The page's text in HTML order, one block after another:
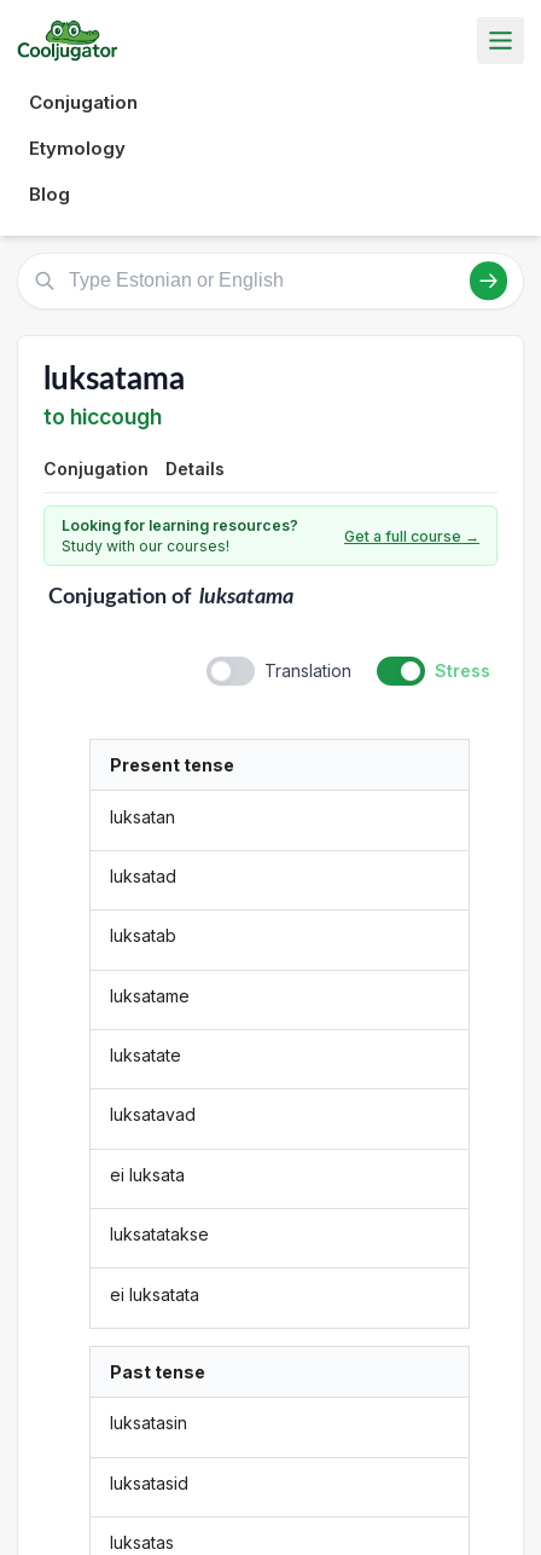
Conjugation
Etymology
Blog
luksatama
to hiccough
Conjugation Details
Looking for learning resources?
Study with our courses!
Get a full course →
Conjugationof luksatama
Translation Stress
Present tense
luksatan
luksatad
luksatab
luksatame
luksatate
luksatavad
ei luksata
luksatatakse
ei luksatata
Past tense
luksatasin
luksatasid
luksatas